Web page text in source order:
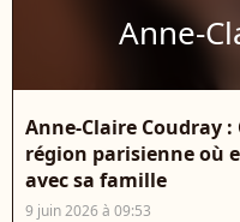
Anne-
Anne-Claire Coudray
région parisienne où
avec sa famille
9 juin 2026 à 09:53